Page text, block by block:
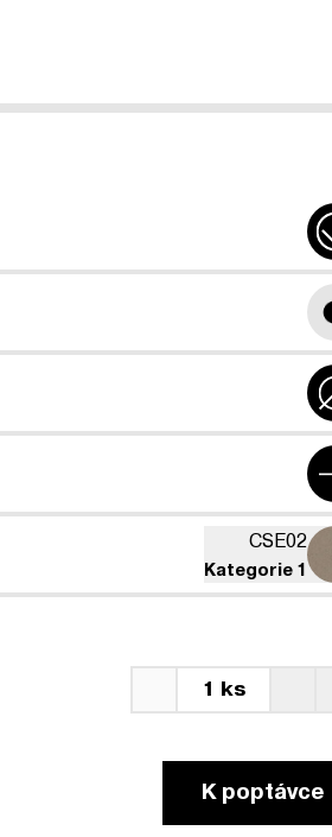
CSE02
Kategorie 1
1 ks
K poptávce